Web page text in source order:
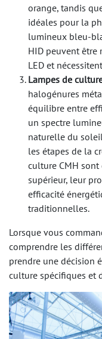
orange, tandis
idéales pour la
lumineux bleu-
HID peuvent être
LED et
Lampes de
halogénures
équilibre entre
un spectre
naturelle du
les étapes de la
culture CMH
supérieur, leur
efficacité
traditionnelles.
Lorsque vous
comprendre les
prendre une décision
culture spécifiques et